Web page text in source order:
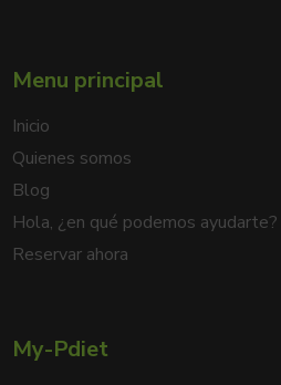
Menu principal
Inicio
Quienes somos
Blog
Hola, ¿en qué podemos ayudarte?
Reservar ahora
My-Pdiet